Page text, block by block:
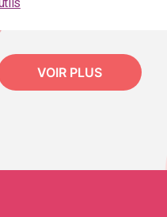
VOIR PLUS